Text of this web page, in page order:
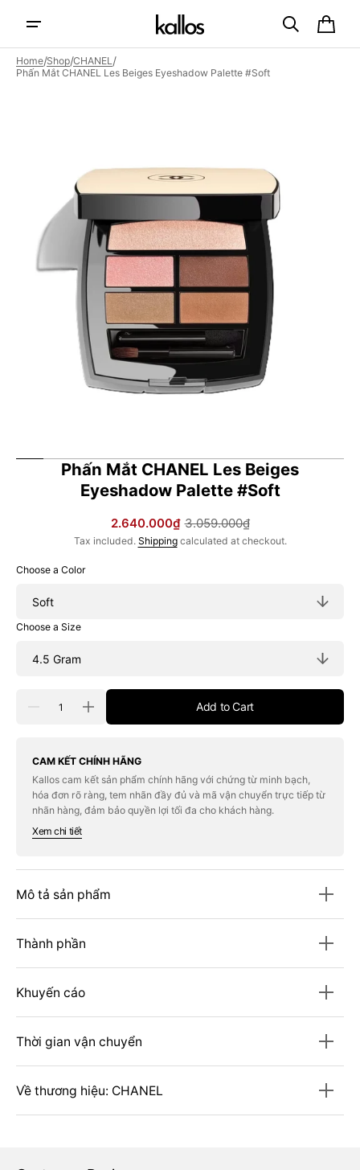
content
Cart
Open
featured
media
gallery
view
Home/Shop/CHANEL/
Phấn Mắt CHANEL Les Beiges Eyeshadow Palette #Soft
Phấn Mắt CHANEL Les Beiges
Eyeshadow Palette #Soft
Sale
price
2.640.000₫
Regular
price
3.059.000₫
Tax included. Shippingcalculated at checkout.
Choose a Color
Choose a Size
Decrease
Mắt
Les
Beiges
Eyeshadow
#Soft
Increase
quantity
Mắt
Les
Beiges
Eyeshadow
Add to Cart
CAM KẾT CHÍNH HÃNG
Kallos cam kết sản phẩm chính hãng với chứng từ minh bạch,
hóa đơn rõ ràng, tem nhãn đầy đủ và mã vận chuyển trực tiếp từ
nhãn hàng, đảm bảo quyền lợi tối đa cho khách hàng.
Xem chi tiết
Mô tả sản phẩm
Thành phần
Khuyến cáo
Thời gian vận chuyển
Về thương hiệu: CHANEL